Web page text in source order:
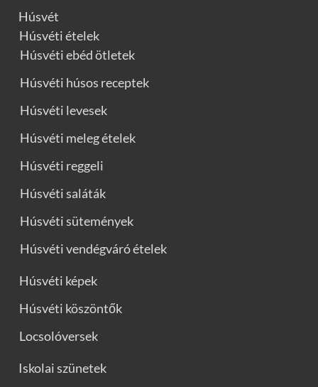
Húsvét
Húsvéti ételek
Húsvéti ebéd ötletek
Húsvéti húsos receptek
Húsvéti levesek
Húsvéti meleg ételek
Húsvéti reggeli
Húsvéti saláták
Húsvéti sütemények
Húsvéti vendégváró ételek
Húsvéti képek
Húsvéti köszöntők
Locsolóversek
Iskolai szünetek